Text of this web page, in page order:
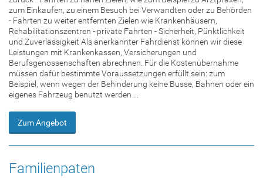
zum Einkaufen, zu einem Besuch bei Verwandten oder zu Behörden
- Fahrten zu weiter entfernten Zielen wie Krankenhäusern,
Rehabilitationszentren - private Fahrten - Sicherheit, Pünktlichkeit
und Zuverlässigkeit Als anerkannter Fahrdienst können wir diese
Leistungen mit Krankenkassen, Versicherungen und
Berufsgenossenschaften abrechnen. Für die Kostenübernahme
müssen dafür bestimmte Voraussetzungen erfüllt sein: zum
Beispiel, wenn wegen der Behinderung keine Busse, Bahnen oder ein
eigenes Fahrzeug benutzt werden ...
Zum Angebot
Familienpaten